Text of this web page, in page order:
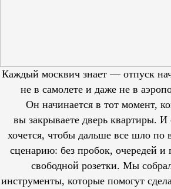
Каждый москвич знает — отпуск
не в самолете и даже не в
Он начинается в тот момент,
вы закрываете дверь квартиры. И
хочется, чтобы дальше все шло по
сценарию: без пробок, очередей и
свободной розетки. Мы
инструменты, которые помогут